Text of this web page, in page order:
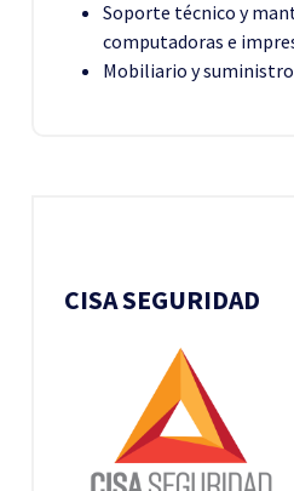
Soporte técnico y
computadoras e
Mobiliario y
CISA SEGURIDAD